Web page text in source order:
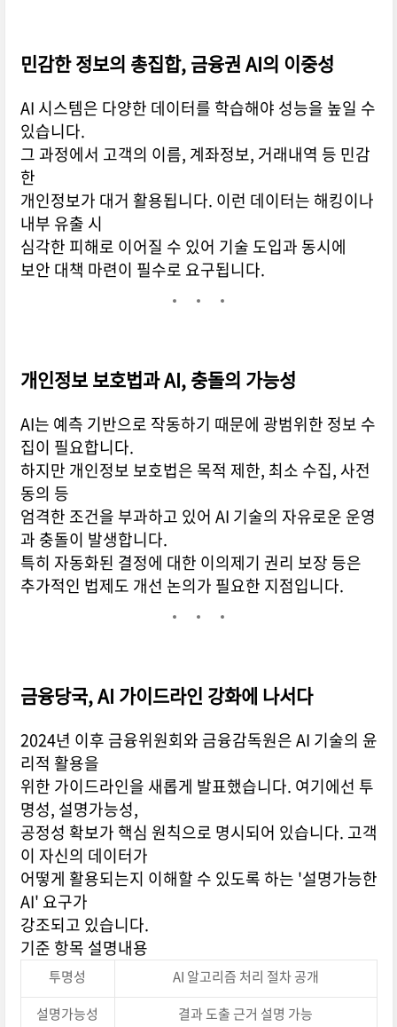
민감한 정보의 총집합, 금융권 AI의 이중성
AI 시스템은 다양한 데이터를 학습해야 성능을 높일 수
있습니다.
그 과정에서 고객의 이름, 계좌정보, 거래내역 등 민감
한
개인정보가 대거 활용됩니다. 이런 데이터는 해킹이나
내부 유출 시
심각한 피해로 이어질 수 있어 기술 도입과 동시에
보안 대책 마련이 필수로 요구됩니다.
개인정보 보호법과 AI, 충돌의 가능성
AI는 예측 기반으로 작동하기 때문에 광범위한 정보 수
집이 필요합니다.
하지만 개인정보 보호법은 목적 제한, 최소 수집, 사전
동의 등
엄격한 조건을 부과하고 있어 AI 기술의 자유로운 운영
과 충돌이 발생합니다.
특히 자동화된 결정에 대한 이의제기 권리 보장 등은
추가적인 법제도 개선 논의가 필요한 지점입니다.
금융당국, AI 가이드라인 강화에 나서다
2024년 이후 금융위원회와 금융감독원은 AI 기술의 윤
리적 활용을
위한 가이드라인을 새롭게 발표했습니다. 여기에선 투
명성, 설명가능성,
공정성 확보가 핵심 원칙으로 명시되어 있습니다. 고객
이 자신의 데이터가
어떻게 활용되는지 이해할 수 있도록 하는 '설명가능한
AI' 요구가
강조되고 있습니다.
기준 항목 설명내용
투명성
AI 알고리즘 처리 절차 공개
설명가능성
결과 도출 근거 설명 가능